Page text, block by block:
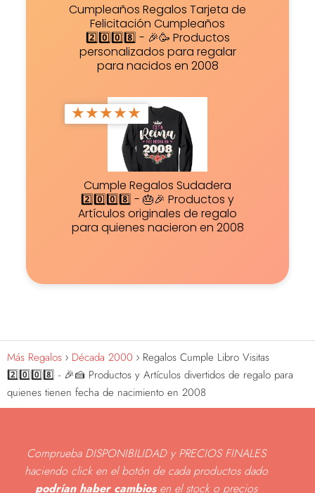
Cumpleaños Regalos Tarjeta de
Felicitación Cumpleaños
2️⃣0️⃣0️⃣8️⃣ - 🎉🥳 Productos
personalizados para regalar
para nacidos en 2008
★★★★★
Cumple Regalos Sudadera
2️⃣0️⃣0️⃣8️⃣ - 🎂🎉 Productos y
Artículos originales de regalo
para quienes nacieron en 2008
Más Regalos Década 2000
Regalos Cumple Libro Visitas
2️⃣0️⃣0️⃣8️⃣ - 🎉🍰 Productos y Artículos divertidos de regalo para
quienes tienen fecha de nacimiento en 2008
Comprueba DISPONIBILIDAD y PRECIOS FINALES
haciendo click en el botón de cada productos dado
podrían haber cambiosen el stock o precios